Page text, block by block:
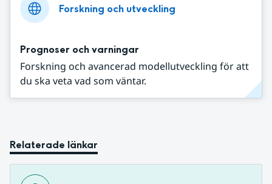
Forskning och utveckling
Prognoser och varningar
Forskning och avancerad modellutveckling för att
du ska veta vad som väntar.
Relaterade länkar